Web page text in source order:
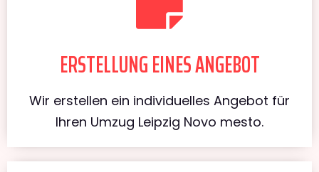
ERSTELLUNG EINES ANGEBOT
Wir erstellen ein individuelles Angebot für
Ihren Umzug Leipzig Novo mesto.